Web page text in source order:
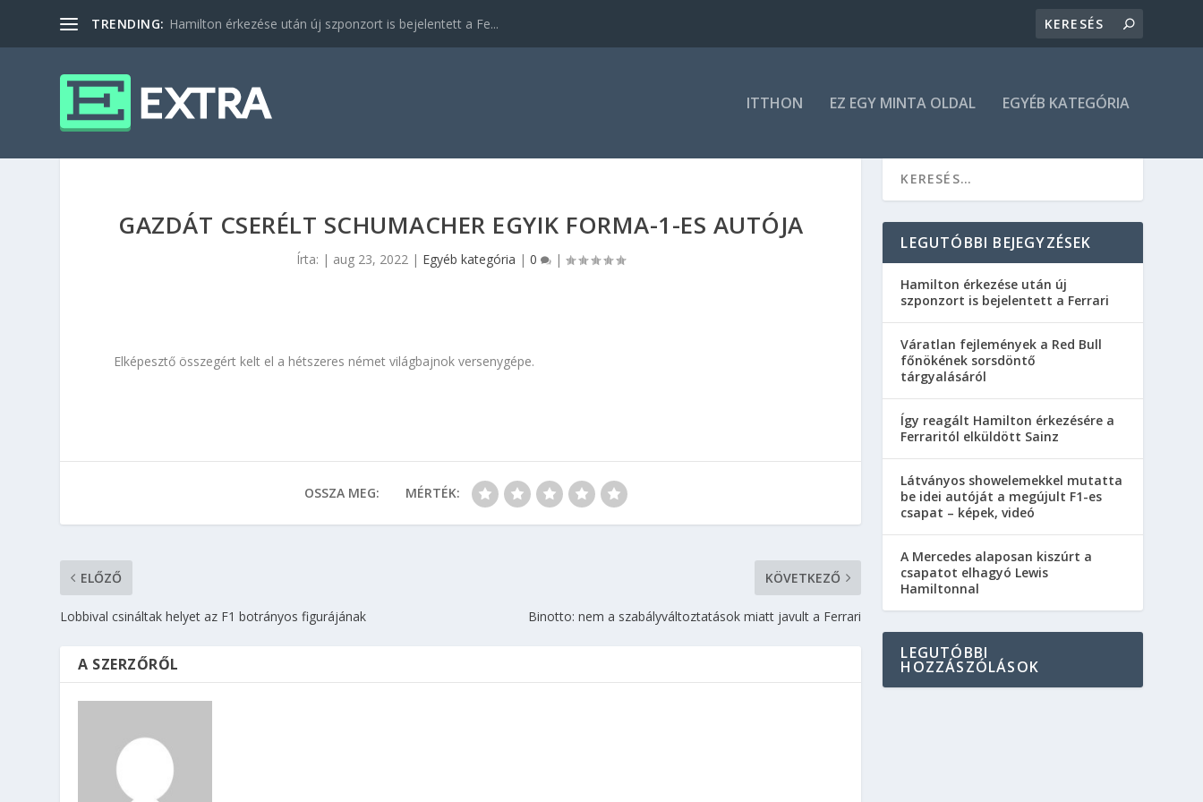
TRENDING: Hamilton érkezése után új szponzort is bejelentett a Fe...
ITTHON EZ EGY MINTA OLDAL EGYÉB KATEGÓRIA
GAZDÁT CSERÉLT SCHUMACHER EGYIK FORMA-1-ES AUTÓJA
Írta: | aug 23, 2022 | Egyéb kategória |0 |
Elképesztő összegért kelt el a hétszeres német világbajnok versenygépe.
OSSZA MEG: MÉRTÉK:
ELŐZŐ
Lobbival csináltak helyet az F1 botrányos figurájának
KÖVETKEZŐ
Binotto: nem a szabályváltoztatások miatt javult a Ferrari
A SZERZŐRŐL
LEGUTÓBBI BEJEGYZÉSEK
Hamilton érkezése után új
szponzort is bejelentett a Ferrari
Váratlan fejlemények a Red Bull
főnökének sorsdöntő
tárgyalásáról
Így reagált Hamilton érkezésére a
Ferraritól elküldött Sainz
Látványos showelemekkel mutatta
be idei autóját a megújult F1-es
csapat – képek, videó
A Mercedes alaposan kiszúrt a
csapatot elhagyó Lewis
Hamiltonnal
LEGUTÓBBI
HOZZÁSZÓLÁSOK